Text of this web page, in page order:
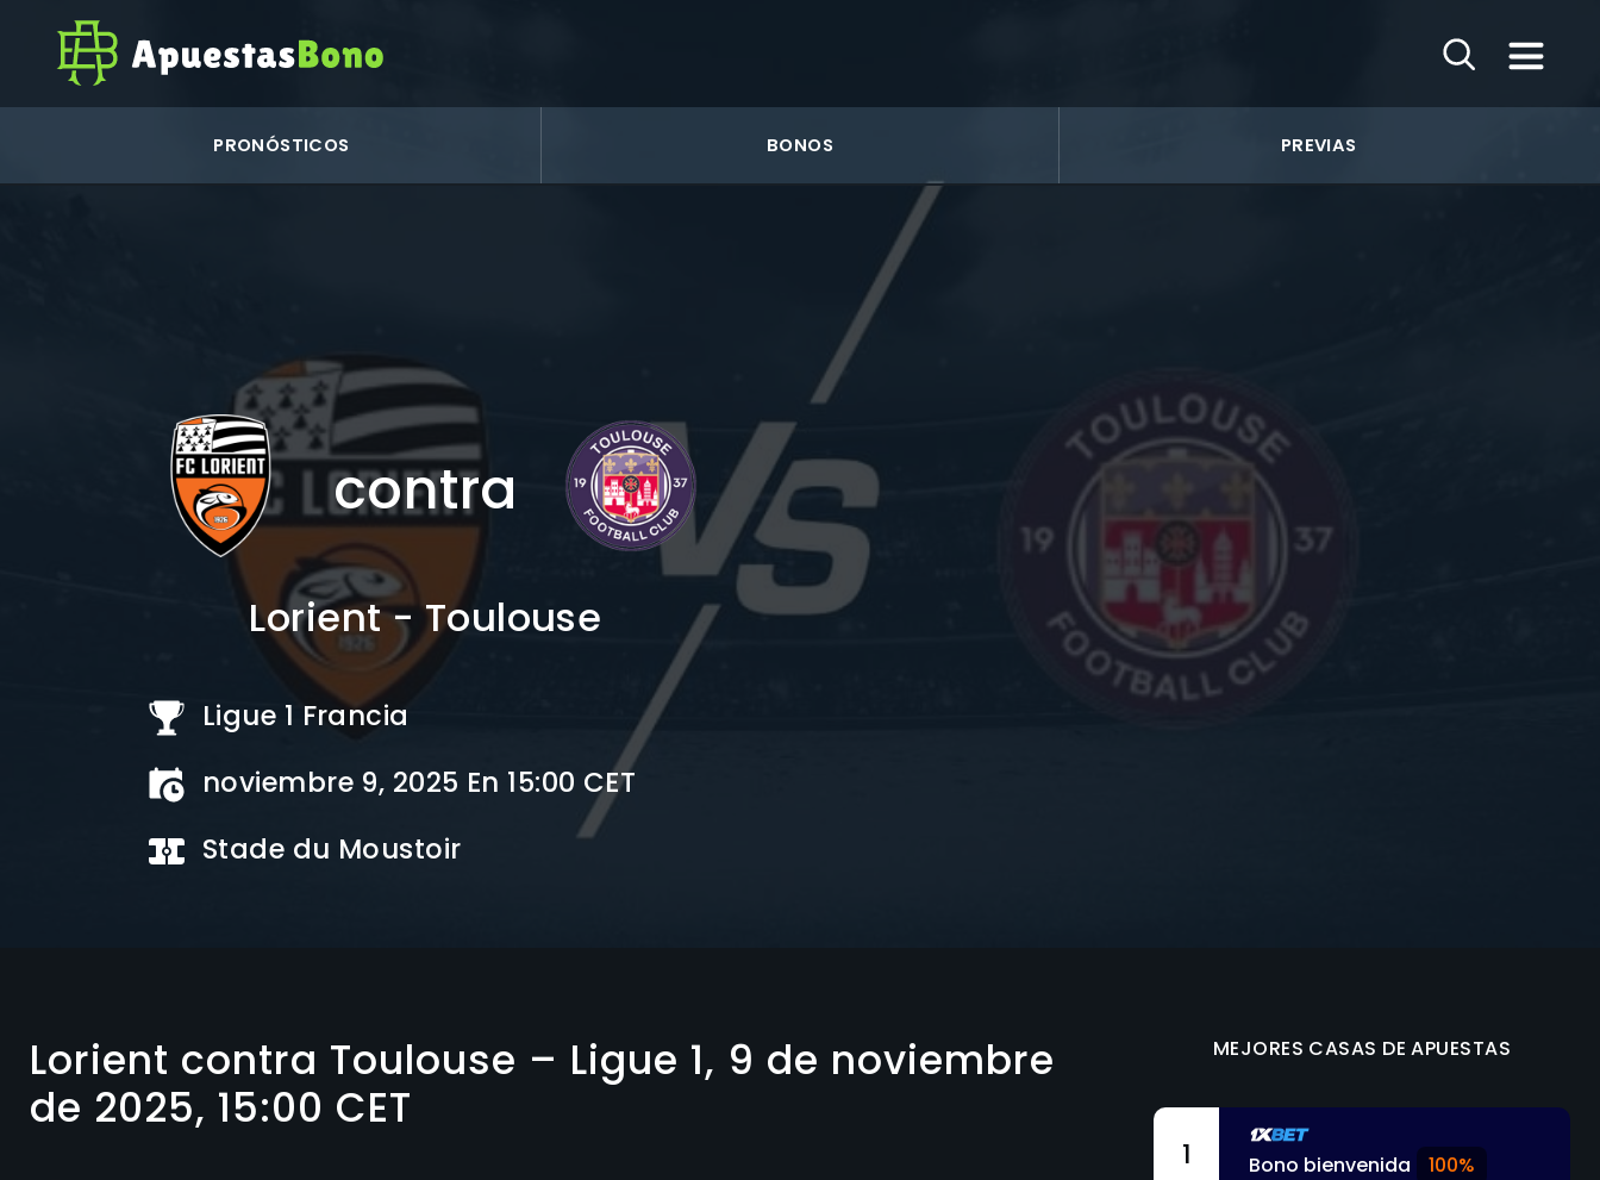
PRONÓSTICOS BONOS PREVIAS
contra
Lorient - Toulouse
Ligue 1 Francia
noviembre 9, 2025 En 15:00 CET
Stade du Moustoir
Lorient contra Toulouse – Ligue 1, 9 de noviembre
de 2025, 15:00 CET
MEJORES CASAS DE APUESTAS
1 Bono bienvenida 100%